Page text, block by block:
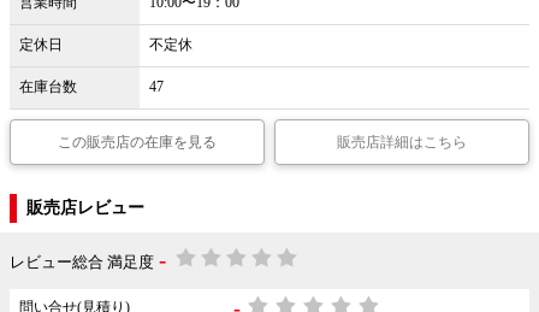
定休日 不定休
在庫台数 47
この販売店の在庫を見る 販売店詳細はこちら
販売店レビュー
レビュー総合 満足度 -
問い合せ(見積り)